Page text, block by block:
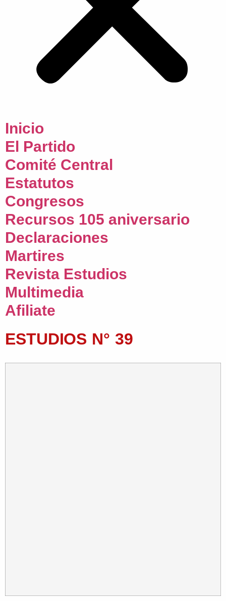
Inicio
El Partido
Comité Central
Estatutos
Congresos
Recursos 105 aniversario
Declaraciones
Martires
Revista Estudios
Multimedia
Afiliate
ESTUDIOS N° 39